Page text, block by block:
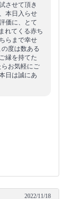
させて頂き
本日入らせ
価に、とて
れてくる赤ち
らまで幸せ
度は数ある
縁を持てた
お気軽にご
日は誠にあ
2022/11/18